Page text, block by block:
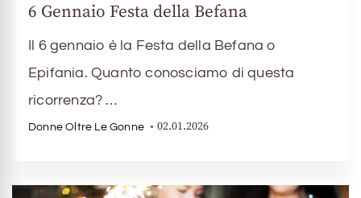
6 Gennaio Festa della Befana
Il 6 gennaio è la Festa della Befana o
Epifania. Quanto conosciamo di questa
ricorrenza? …
Donne Oltre Le Gonne 02.01.2026